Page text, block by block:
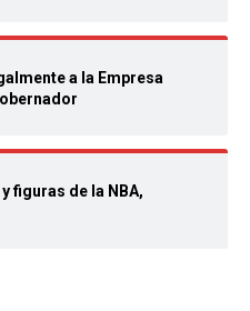
a la Empresa
figuras de la NBA,